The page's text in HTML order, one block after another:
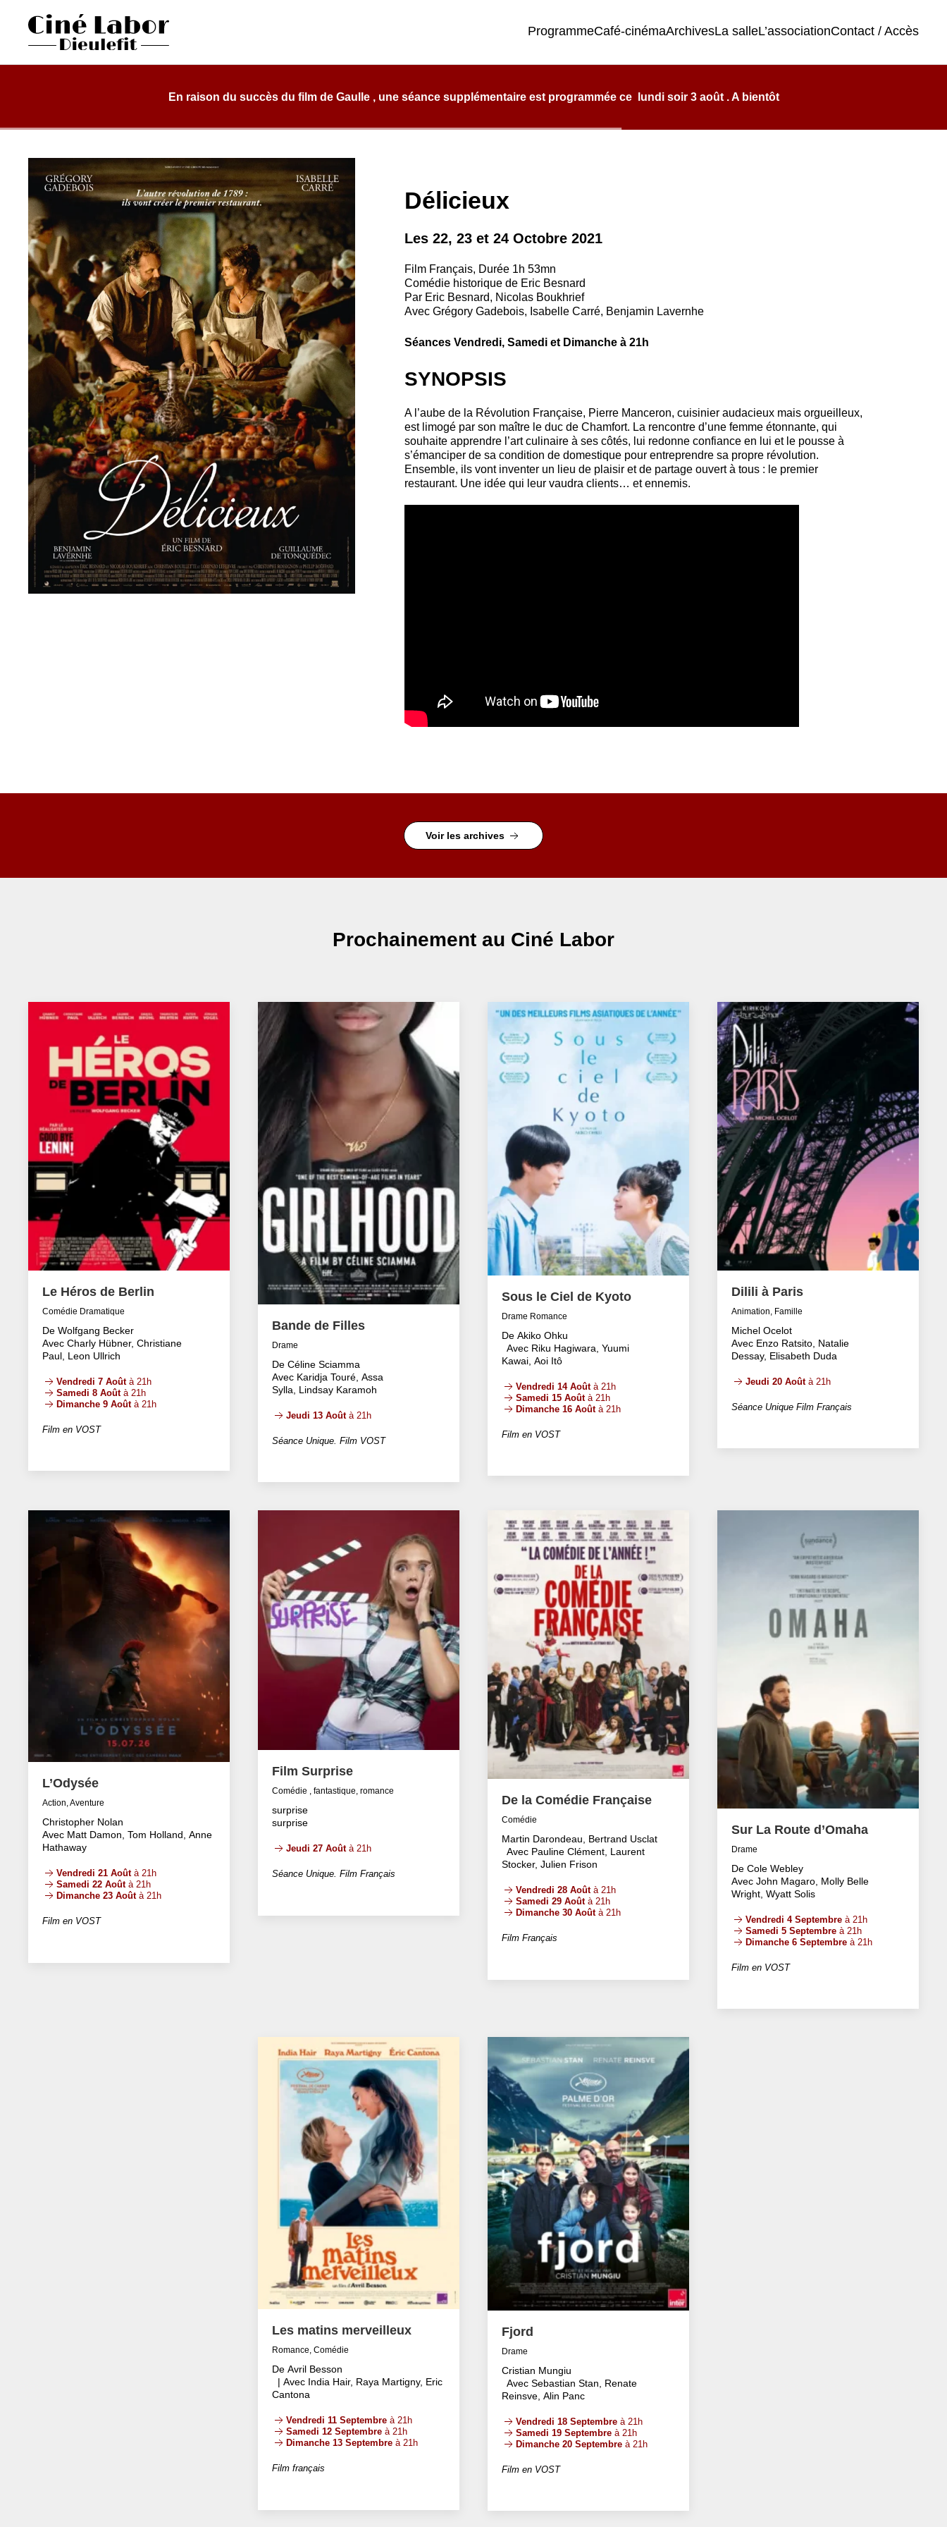
content
Cinéma Labor
ProgrammeCafé-cinémaArchivesLa salleL’associationContact / Accès
En raison du succès du film de Gaulle , une séance supplémentaire est programmée ce lundi soir 3 août . A bientôt
Délicieux
Les 22, 23 et 24 Octobre 2021
Film Français, Durée 1h 53mn
Comédie historique de Eric Besnard
Par Eric Besnard, Nicolas Boukhrief
Avec Grégory Gadebois, Isabelle Carré, Benjamin Lavernhe
Séances Vendredi, Samedi et Dimanche à 21h
SYNOPSIS
A l’aube de la Révolution Française, Pierre Manceron, cuisinier audacieux mais orgueilleux,
est limogé par son maître le duc de Chamfort. La rencontre d’une femme étonnante, qui
souhaite apprendre l’art culinaire à ses côtés, lui redonne confiance en lui et le pousse à
s’émanciper de sa condition de domestique pour entreprendre sa propre révolution.
Ensemble, ils vont inventer un lieu de plaisir et de partage ouvert à tous : le premier
restaurant. Une idée qui leur vaudra clients… et ennemis.
Voir les archives
Prochainement au Ciné Labor
Le Héros de Berlin
Comédie Dramatique
De Wolfgang Becker
Avec Charly Hübner, Christiane
Paul, Leon Ullrich
Vendredi 7 Aoûtà 21h
Samedi 8 Aoûtà 21h
Dimanche 9 Aoûtà 21h
Film en VOST
Bande de Filles
Drame
De Céline Sciamma
Avec Karidja Touré, Assa
Sylla, Lindsay Karamoh
Jeudi 13 Aoûtà 21h
Séance Unique. Film VOST
Sous le Ciel de Kyoto
Drame Romance
De Akiko Ohku
Avec Riku Hagiwara, Yuumi
Kawai, Aoi Itô
Vendredi 14 Aoûtà 21h
Samedi 15 Aoûtà 21h
Dimanche 16 Aoûtà 21h
Film en VOST
Dilili à Paris
Animation, Famille
Michel Ocelot
Avec Enzo Ratsito, Natalie
Dessay, Elisabeth Duda
Jeudi 20 Aoûtà 21h
Séance Unique Film Français
L’Odysée
Action, Aventure
Christopher Nolan
Avec Matt Damon, Tom Holland, Anne
Hathaway
Vendredi 21 Aoûtà 21h
Samedi 22 Aoûtà 21h
Dimanche 23 Aoûtà 21h
Film en VOST
Film Surprise
Comédie , fantastique, romance
surprise
surprise
Jeudi 27 Aoûtà 21h
Séance Unique. Film Français
De la Comédie Française
Comédie
Martin Darondeau, Bertrand Usclat
Avec Pauline Clément, Laurent
Stocker, Julien Frison
Vendredi 28 Aoûtà 21h
Samedi 29 Aoûtà 21h
Dimanche 30 Aoûtà 21h
Film Français
Sur La Route d’Omaha
Drame
De Cole Webley
Avec John Magaro, Molly Belle
Wright, Wyatt Solis
Vendredi 4 Septembre à 21h
Samedi 5 Septembre à 21h
Dimanche 6 Septembre à 21h
Film en VOST
Les matins merveilleux
Romance, Comédie
De Avril Besson
| Avec India Hair, Raya Martigny, Eric
Cantona
Vendredi 11 Septembre à 21h
Samedi 12 Septembre à 21h
Dimanche 13 Septembre à 21h
Film français
Fjord
Drame
Cristian Mungiu
Avec Sebastian Stan, Renate
Reinsve, Alin Panc
Vendredi 18 Septembre à 21h
Samedi 19 Septembre à 21h
Dimanche 20 Septembre à 21h
Film en VOST